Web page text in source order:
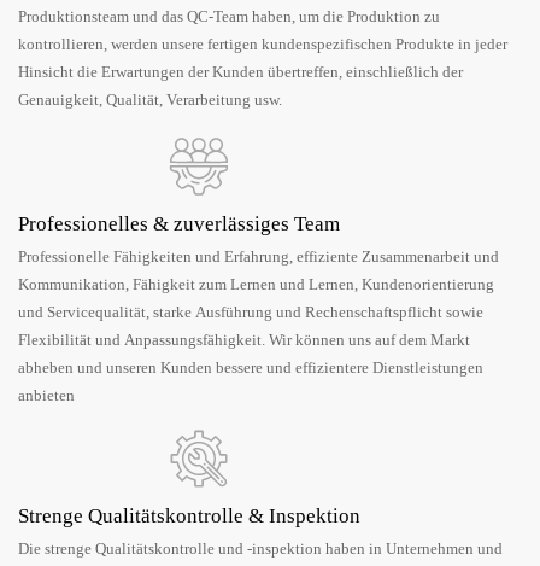
Produktionsteam und das QC-Team haben, um die Produktion zu
kontrollieren, werden unsere fertigen kundenspezifischen Produkte in jeder
Hinsicht die Erwartungen der Kunden übertreffen, einschließlich der
Genauigkeit, Qualität, Verarbeitung usw.
Professionelles & zuverlässiges Team
Professionelle Fähigkeiten und Erfahrung, effiziente Zusammenarbeit und
Kommunikation, Fähigkeit zum Lernen und Lernen, Kundenorientierung
und Servicequalität, starke Ausführung und Rechenschaftspflicht sowie
Flexibilität und Anpassungsfähigkeit. Wir können uns auf dem Markt
abheben und unseren Kunden bessere und effizientere Dienstleistungen
anbieten
Strenge Qualitätskontrolle & Inspektion
Die strenge Qualitätskontrolle und -inspektion haben in Unternehmen und